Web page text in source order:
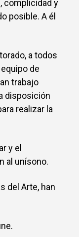
complicidad y
posible. A él
a todos
de
trabajo
disposición
realizar la
y el
al unísono.
del Arte, han